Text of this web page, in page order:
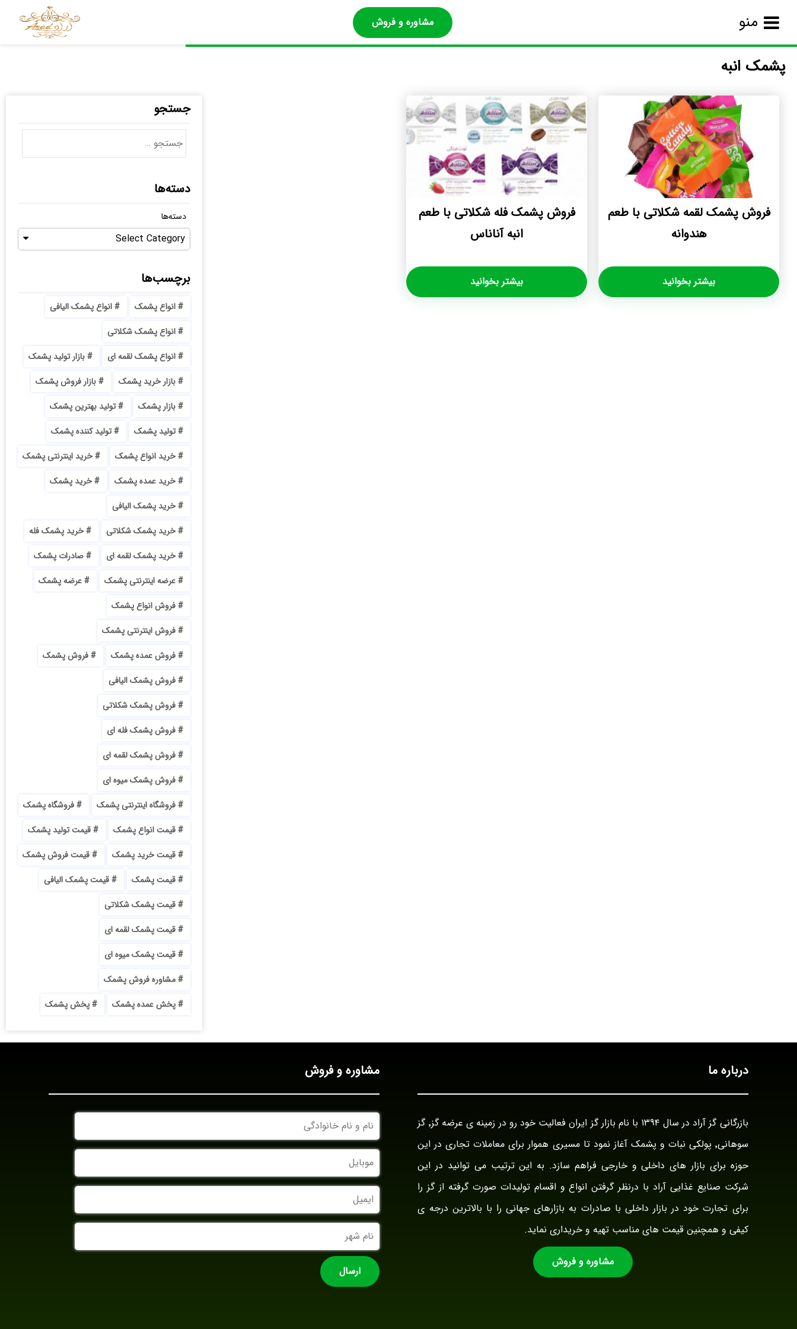
منو مشاوره و فروش
پشمک انبه
فروش پشمک لقمه شکلاتی با طعم
هندوانه
بیشتر بخوانید
فروش پشمک فله شکلاتی با طعم
انبه آناناس
بیشتر بخوانید
جستجو
دسته‌ها
دسته‌ها
Select Category
برچسب‌ها
انواع پشمک
انواع پشمک الیافی
انواع پشمک شکلاتی
انواع پشمک لقمه ای
بازار تولید پشمک
بازار خرید پشمک
بازار فروش پشمک
بازار پشمک
تولید بهترین پشمک
تولید پشمک
تولید کننده پشمک
خرید انواع پشمک
خرید اینترنتی پشمک
خرید عمده پشمک
خرید پشمک
خرید پشمک الیافی
خرید پشمک شکلاتی
خرید پشمک فله
خرید پشمک لقمه ای
صادرات پشمک
عرضه اینترنتی پشمک
عرضه پشمک
فروش انواع پشمک
فروش اینترنتی پشمک
فروش عمده پشمک
فروش پشمک
فروش پشمک الیافی
فروش پشمک شکلاتی
فروش پشمک فله ای
فروش پشمک لقمه ای
فروش پشمک میوه ای
فروشگاه اینترنتی پشمک
فروشگاه پشمک
قیمت انواع پشمک
قیمت تولید پشمک
قیمت خرید پشمک
قیمت فروش پشمک
قیمت پشمک
قیمت پشمک الیافی
قیمت پشمک شکلاتی
قیمت پشمک لقمه ای
قیمت پشمک میوه ای
مشاوره فروش پشمک
پخش عمده پشمک
پخش پشمک
درباره ما
بازرگانی گز آراد در سال ۱۳۹۴ با نام بازار گز ایران فعالیت خود رو در زمینه ی عرضه گز٬ گز
سوهانی٬ پولکی نبات و پشمک آغاز نمود تا مسیری هموار برای معاملات تجاری در این
حوزه برای بازار های داخلی و خارجی فراهم سازد. به این ترتیب می توانید در این
شرکت صنایع غذایی آراد با درنظر گرفتن انواع و اقسام تولیدات صورت گرفته از گز را
برای تجارت خود در بازار داخلی با صادرات به بازارهای جهانی را با بالاترین درجه ی
کیفی و همچنین قیمت های مناسب تهیه و خریداری نماید.
مشاوره و فروش
مشاوره و فروش
و
نام
خانوادگی
موبایل
ایمیل
نام
شهر